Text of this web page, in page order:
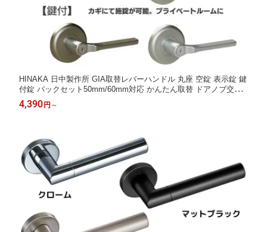
HINAKA 日中製作所 GIA取替レバーハンドル 丸座 空錠 表示錠 鍵
付錠 バックセット50mm/60mm対応 かんたん取替 ドアノブ交換
室内ドア トイレ 個室 取っ手 取手 つまみ ドアハンドル ドアレバ
ー 引き出し 扉 おしゃれ 大きな座が取替えに最適なレバーハンド
4,390 円 ～